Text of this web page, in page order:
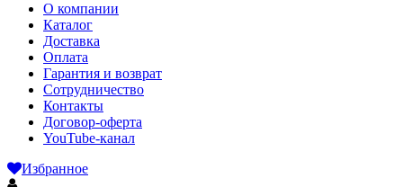
О компании
Каталог
Доставка
Оплата
Гарантия и возврат
Сотрудничество
Контакты
Договор-оферта
YouTube-канал
Избранное